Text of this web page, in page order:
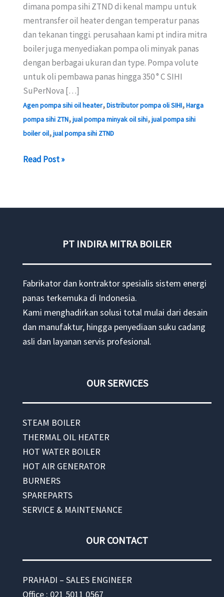
dimana pompa sihi ZTND di kenal mampu untuk
mentransfer oil heater dengan temperatur panas
dan tekanan tinggi. perusahaan kami pt indira mitra
boiler juga menyediakan pompa oli minyak panas
dengan berbagai ukuran dan type. Pompa volute
untuk oli pembawa panas hingga 350 ° C SIHI
SuPerNova […]
Agen pompa sihi oil heater,Distributor pompa oli SIHI,Harga
pompa sihi ZTN,jual pompa minyak oil sihi,jual pompa sihi
boiler oil,jual pompa sihi ZTND
Jual
Read Post »
PT INDIRA MITRA BOILER
Fabrikator dan kontraktor spesialis sistem energi
panas terkemuka di Indonesia.
Kami menghadirkan solusi total mulai dari desain
dan manufaktur, hingga penyediaan suku cadang
asli dan layanan servis profesional.
OUR SERVICES
STEAM BOILER
THERMAL OIL HEATER
HOT WATER BOILER
HOT AIR GENERATOR
BURNERS
SPAREPARTS
SERVICE & MAINTENANCE
OUR CONTACT
PRAHADI – SALES ENGINEER
Office : 021 5011 0567